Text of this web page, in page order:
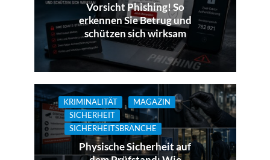
Vorsicht Phishing! So
erkennen Sie Betrug und
schützen sich wirksam
KRIMINALITÄT
MAGAZIN
SICHERHEIT
SICHERHEITSBRANCHE
Physische Sicherheit auf